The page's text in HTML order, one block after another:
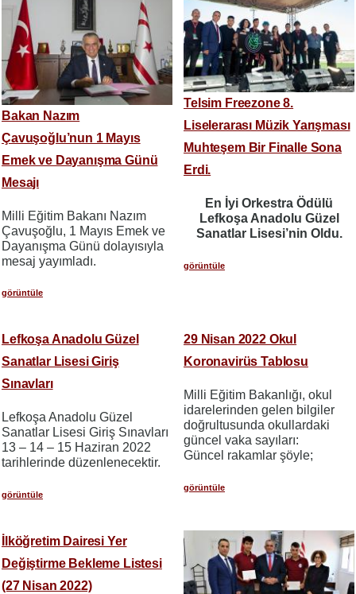
Bakan Nazım
Çavuşoğlu’nun 1 Mayıs
Emek ve Dayanışma Günü
Mesajı
Milli Eğitim Bakanı Nazım
Çavuşoğlu, 1 Mayıs Emek ve
Dayanışma Günü dolayısıyla
mesaj yayımladı.
görüntüle
Telsim Freezone 8.
Liselerarası Müzik Yarışması
Muhteşem Bir Finalle Sona
Erdi.
En İyi Orkestra Ödülü
Lefkoşa Anadolu Güzel
Sanatlar Lisesi’nin Oldu.
görüntüle
Lefkoşa Anadolu Güzel
Sanatlar Lisesi Giriş
Sınavları
Lefkoşa Anadolu Güzel
Sanatlar Lisesi Giriş Sınavları
13 – 14 – 15 Haziran 2022
tarihlerinde düzenlenecektir.
görüntüle
29 Nisan 2022 Okul
Koronavirüs Tablosu
Milli Eğitim Bakanlığı, okul
idarelerinden gelen bilgiler
doğrultusunda okullardaki
güncel vaka sayıları:
Güncel rakamlar şöyle;
görüntüle
İlköğretim Dairesi Yer
Değiştirme Bekleme Listesi
(27 Nisan 2022)